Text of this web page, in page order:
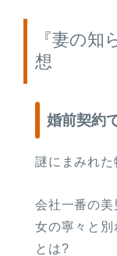
『妻の知
想
婚前契約
謎にまみれた
会社一番の
女の寧々と
とは?